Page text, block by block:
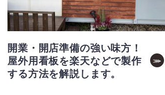
開業・開店準備の強い味方！
屋外用看板を楽天などで製作
する方法を解説します。